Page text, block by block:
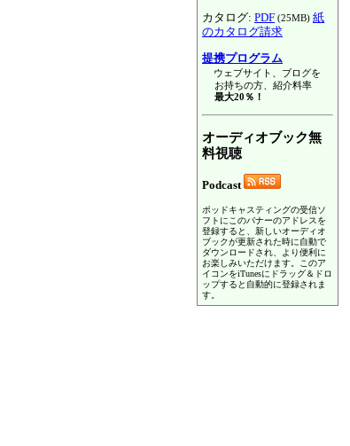
カタログ: PDF (25MB) 紙
のカタログ請求
提携プログラム
ウェブサイト、ブログを
お持ちの方、紹介料率
最大20％！
オーディオブック無
料視聴
Podcast
ポッドキャスティングの受信ソ
フトにこのバナーのアドレスを
登録すると、新しいオーディオ
ブックが更新された時に自動で
ダウンロードされ、より便利に
お楽しみいただけます。このア
イコンをiTunesにドラッグ＆ドロ
ップすると自動的に登録されま
す。